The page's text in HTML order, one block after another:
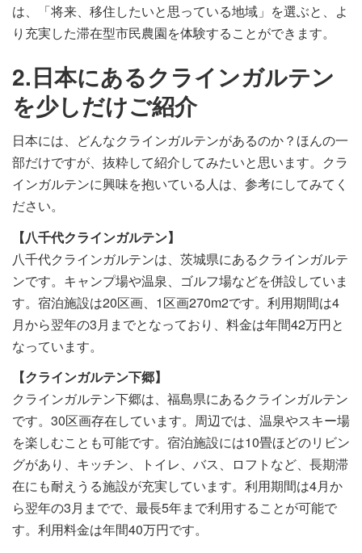
は、「将来、移住したいと思っている地域」を選ぶと、よ
り充実した滞在型市民農園を体験することができます。
2.日本にあるクラインガルテン
を少しだけご紹介
日本には、どんなクラインガルテンがあるのか？ほんの一
部だけですが、抜粋して紹介してみたいと思います。クラ
インガルテンに興味を抱いている人は、参考にしてみてく
ださい。
【八千代クラインガルテン】
八千代クラインガルテンは、茨城県にあるクラインガルテ
ンです。キャンプ場や温泉、ゴルフ場などを併設していま
す。宿泊施設は20区画、1区画270m2です。利用期間は4
月から翌年の3月までとなっており、料金は年間42万円と
なっています。
【クラインガルテン下郷】
クラインガルテン下郷は、福島県にあるクラインガルテン
です。30区画存在しています。周辺では、温泉やスキー場
を楽しむことも可能です。宿泊施設には10畳ほどのリビン
グがあり、キッチン、トイレ、バス、ロフトなど、長期滞
在にも耐えうる施設が充実しています。利用期間は4月か
ら翌年の3月までで、最長5年まで利用することが可能で
す。利用料金は年間40万円です。